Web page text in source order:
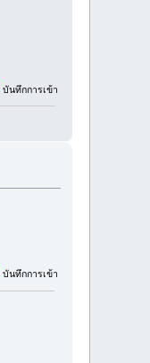
บันทึกการเข้า
บันทึกการเข้า